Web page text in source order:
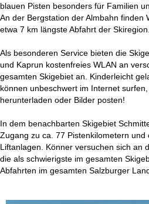
blauen Pisten besonders für Familien
An der Bergstation der Almbahn finden
etwa 7 km längste Abfahrt der Skiregion.
Als besonderen Service bieten die
und Kaprun kostenfreies WLAN an
gesamten Skigebiet an. Kinderleicht
können unbeschwert im Internet
herunterladen oder Bilder posten!
In dem benachbarten Skigebiet
Zugang zu ca. 77 Pistenkilometern und
Liftanlagen. Könner versuchen sich an
die als schwierigste im gesamten
Abfahrten im gesamten Salzburger